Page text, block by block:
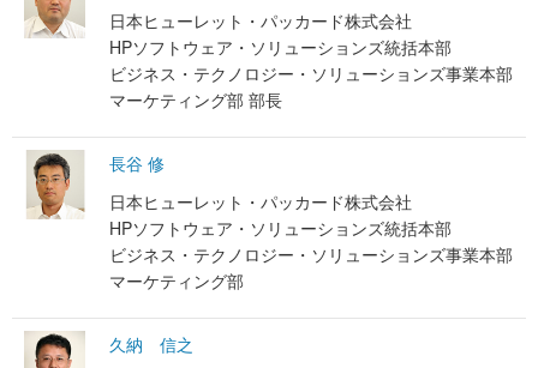
日本ヒューレット・パッカード株式会社
HPソフトウェア・ソリューションズ統括本部
ビジネス・テクノロジー・ソリューションズ事業本部
マーケティング部 部長
長谷 修
日本ヒューレット・パッカード株式会社
HPソフトウェア・ソリューションズ統括本部
ビジネス・テクノロジー・ソリューションズ事業本部
マーケティング部
久納 信之